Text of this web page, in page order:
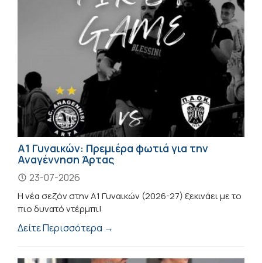
Α1 Γυναικών: Πρεμιέρα φωτιά για την
Αναγέννηση Άρτας
23-07-2026
Η νέα σεζόν στην Α1 Γυναικών (2026-27) ξεκινάει με το
πιο δυνατό ντέρμπι!
Δείτε Περισσότερα →